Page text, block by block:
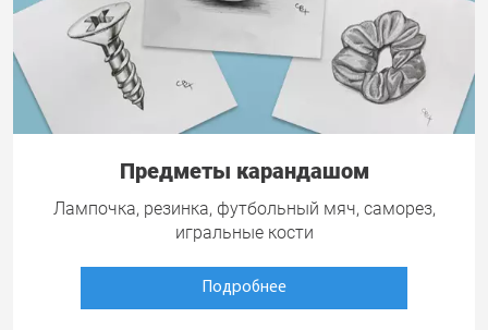
Предметы карандашом
Лампочка, резинка, футбольный мяч, саморез,
игральные кости
Подробнее